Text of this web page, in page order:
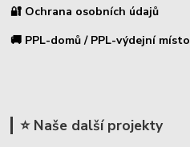
🔐 Ochrana osobních údajů
🚚 PPL-domů / PPL-výdejní místo
⭐ Naše další projekty